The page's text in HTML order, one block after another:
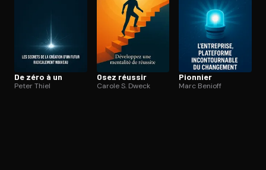
Ouvre l'app Appareil photo, pointe sur le code. C'est gratuit à
De zéro à un
Peter Thiel
Osez réussir
Carole S. Dweck
Pionnier
Marc Benioff